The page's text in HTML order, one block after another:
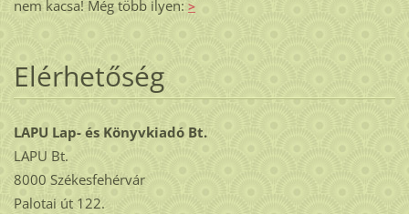
nem kacsa! Még több ilyen: >
Elérhetőség
LAPU Lap- és Könyvkiadó Bt.
LAPU Bt.
8000 Székesfehérvár
Palotai út 122.